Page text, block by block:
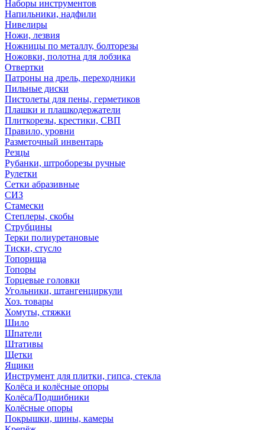
Наборы инструментов
Напильники, надфили
Нивелиры
Ножи, лезвия
Ножницы по металлу, болторезы
Ножовки, полотна для лобзика
Отвертки
Патроны на дрель, переходники
Пильные диски
Пистолеты для пены, герметиков
Плашки и плашкодержатели
Плиткорезы, крестики, СВП
Правило, уровни
Разметочный инвентарь
Резцы
Рубанки, штроборезы ручные
Рулетки
Сетки абразивные
СИЗ
Стамески
Степлеры, скобы
Струбцины
Терки полиуретановые
Тиски, стусло
Топорища
Топоры
Торцевые головки
Угольники, штангенциркули
Хоз. товары
Хомуты, стяжки
Шило
Шпатели
Штативы
Щетки
Ящики
Инструмент для плитки, гипса, стекла
Колёса и колёсные опоры
Колёса/Подшибники
Колёсные опоры
Покрышки, шины, камеры